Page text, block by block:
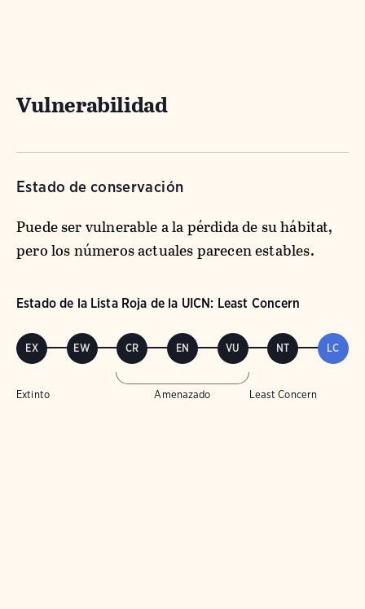
Vulnerabilidad
Estado de conservación
Puede ser vulnerable a la pérdida de su hábitat,
pero los números actuales parecen estables.
Estado de la Lista Roja de la UICN: Least Concern
EX EW CR EN VU NT LC
Extinto Amenazado Least Concern